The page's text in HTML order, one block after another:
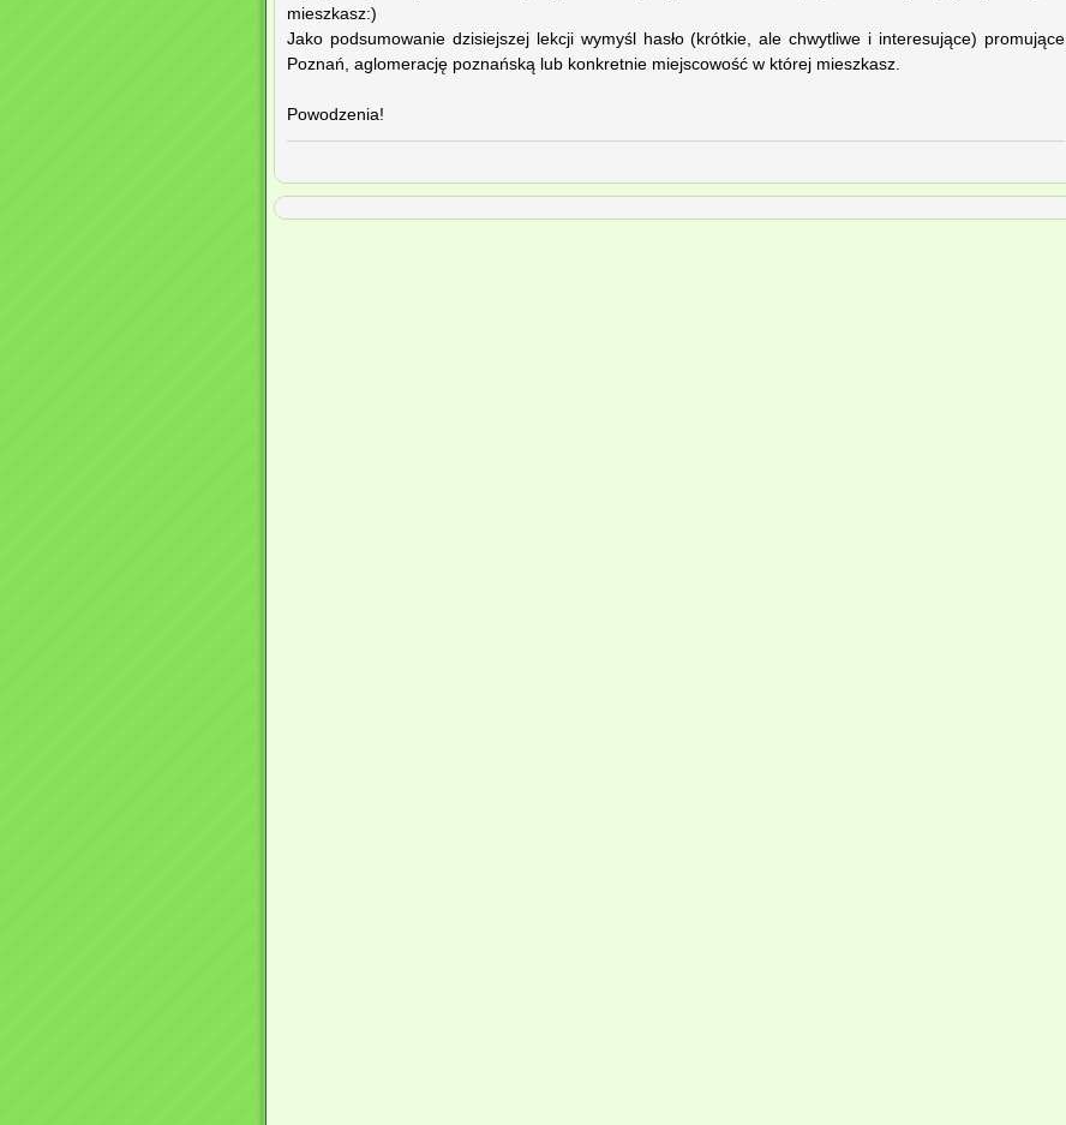
mieszkasz:)
Jako podsumowanie dzisiejszej lekcji wymyśl hasło (krótkie, ale chwytliwe i interesujące) promujące
Poznań, aglomerację poznańską lub konkretnie miejscowość w której mieszkasz.
Powodzenia!